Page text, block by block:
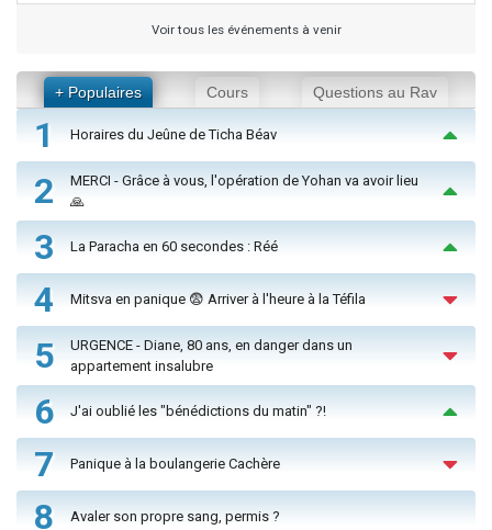
Voir tous les événements à venir
+ Populaires Cours Questions au Rav
1 Horaires du Jeûne de Ticha Béav
2
MERCI - Grâce à vous, l'opération de Yohan va avoir lieu
🙏
3 La Paracha en 60 secondes : Réé
4 Mitsva en panique 😨 Arriver à l'heure à la Téfila
5
URGENCE - Diane, 80 ans, en danger dans un
appartement insalubre
6 J'ai oublié les "bénédictions du matin" ?!
7 Panique à la boulangerie Cachère
8 Avaler son propre sang, permis ?